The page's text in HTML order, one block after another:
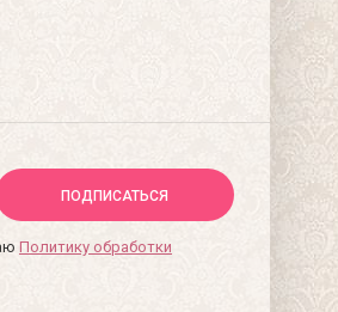
ПОДПИСАТЬСЯ
Политику обработки